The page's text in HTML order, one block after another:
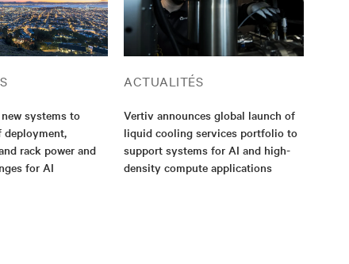
systems to
deployment,
rack power and
for AI
ACTUALITÉS
Vertiv announces global launch of
liquid cooling services portfolio to
support systems for AI and high-
density compute applications